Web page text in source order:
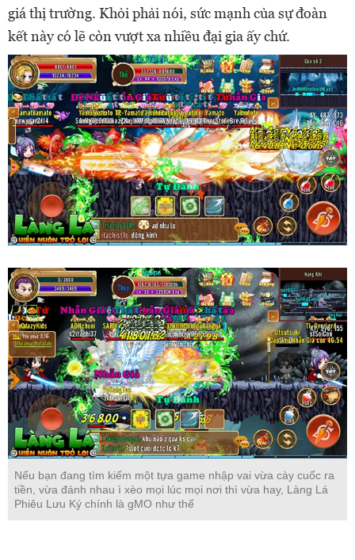
giá thị trường. Khỏi phải nói, sức mạnh của sự đoàn
kết này có lẽ còn vượt xa nhiều đại gia ấy chứ.
Nếu bạn đang tìm kiếm một tựa game nhập vai vừa cày cuốc ra
tiền, vừa đánh nhau ì xèo mọi lúc mọi nơi thì vừa hay, Làng Lá
Phiêu Lưu Ký chính là gMO như thế